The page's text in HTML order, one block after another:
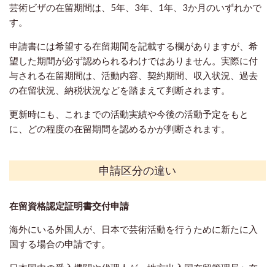
芸術ビザの在留期間は、5年、3年、1年、3か月のいずれかで
す。
申請書には希望する在留期間を記載する欄がありますが、希
望した期間が必ず認められるわけではありません。 実際に付
与される在留期間は、活動内容、契約期間、収入状況、過去
の在留状況、納税状況などを踏まえて判断されます。
更新時にも、これまでの活動実績や今後の活動予定をもと
に、どの程度の在留期間を認めるかが判断されます。
申請区分の違い
在留資格認定証明書交付申請
海外にいる外国人が、日本で芸術活動を行うために新たに入
国する場合の申請です。